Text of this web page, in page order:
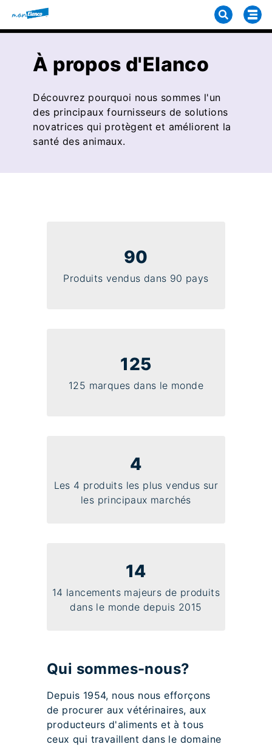
À propos d'Elanco
Découvrez pourquoi nous sommes l'un
des principaux fournisseurs de solutions
novatrices qui protègent et améliorent la
santé des animaux.
90
Produits vendus dans 90 pays
125
125 marques dans le monde
4
Les 4 produits les plus vendus sur
les principaux marchés
14
14 lancements majeurs de produits
dans le monde depuis 2015
Qui sommes-nous?
Depuis 1954, nous nous efforçons
de procurer aux vétérinaires, aux
producteurs d'aliments et à tous
ceux qui travaillent dans le domaine